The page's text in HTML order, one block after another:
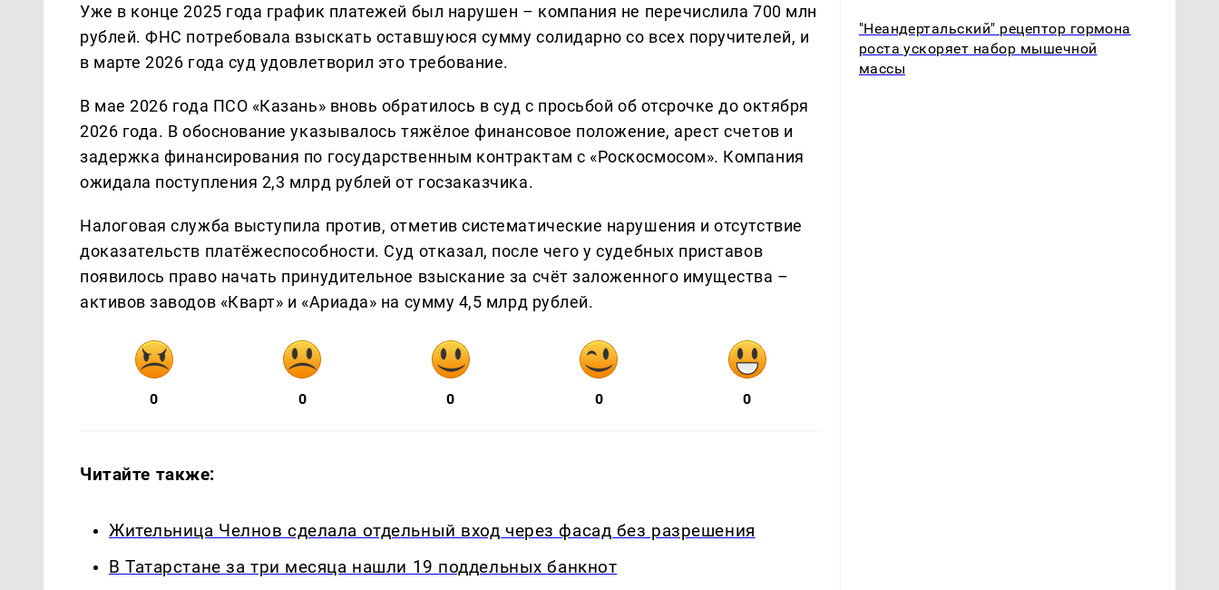
Уже в конце 2025 года график платежей был нарушен – компания не перечислила 700 млн
рублей. ФНС потребовала взыскать оставшуюся сумму солидарно со всех поручителей, и
в марте 2026 года суд удовлетворил это требование.
В мае 2026 года ПСО «Казань» вновь обратилось в суд с просьбой об отсрочке до октября
2026 года. В обоснование указывалось тяжёлое финансовое положение, арест счетов и
задержка финансирования по государственным контрактам с «Роскосмосом». Компания
ожидала поступления 2,3 млрд рублей от госзаказчика.
Налоговая служба выступила против, отметив систематические нарушения и отсутствие
доказательств платёжеспособности. Суд отказал, после чего у судебных приставов
появилось право начать принудительное взыскание за счёт заложенного имущества –
активов заводов «Кварт» и «Ариада» на сумму 4,5 млрд рублей.
0 0 0 0 0
Читайте также:
Жительница Челнов сделала отдельный вход через фасад без разрешения
В Татарстане за три месяца нашли 19 поддельных банкнот
"Неандертальский" рецептор гормона
роста ускоряет набор мышечной
массы